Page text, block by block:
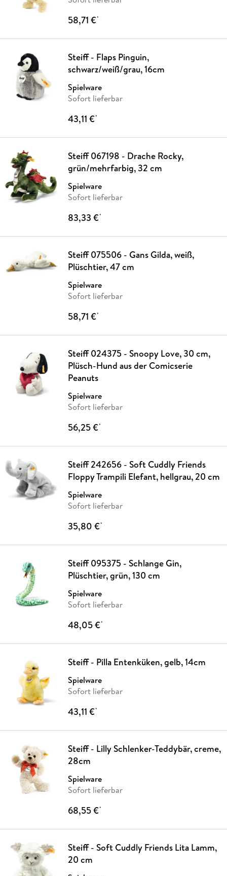
58,71 €*
Steiff - Flaps Pinguin,
schwarz/weiß/grau, 16cm
Spielware
Sofort lieferbar
43,11 €*
Steiff 067198 - Drache Rocky,
grün/mehrfarbig, 32 cm
Spielware
Sofort lieferbar
83,33 €*
Steiff 075506 - Gans Gilda, weiß,
Plüschtier, 47 cm
Spielware
Sofort lieferbar
58,71 €*
Steiff 024375 - Snoopy Love, 30 cm,
Plüsch-Hund aus der Comicserie
Peanuts
Spielware
Sofort lieferbar
56,25 €*
Steiff 242656 - Soft Cuddly Friends
Floppy Trampili Elefant, hellgrau, 20 cm
Spielware
Sofort lieferbar
35,80 €*
Steiff 095375 - Schlange Gin,
Plüschtier, grün, 130 cm
Spielware
Sofort lieferbar
48,05 €*
Steiff - Pilla Entenküken, gelb, 14cm
Spielware
Sofort lieferbar
43,11 €*
Steiff - Lilly Schlenker-Teddybär, creme,
28cm
Spielware
Sofort lieferbar
68,55 €*
Steiff - Soft Cuddly Friends Lita Lamm,
20 cm